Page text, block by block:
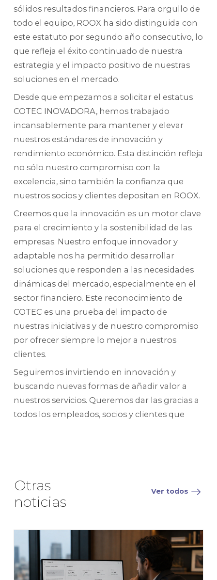
sólidos resultados financieros. Para orgullo de
todo el equipo, ROOX ha sido distinguida con
este estatuto por segundo año consecutivo, lo
que refleja el éxito continuado de nuestra
estrategia y el impacto positivo de nuestras
soluciones en el mercado.
Desde que empezamos a solicitar el estatus
COTEC INOVADORA, hemos trabajado
incansablemente para mantener y elevar
nuestros estándares de innovación y
rendimiento económico. Esta distinción refleja
no sólo nuestro compromiso con la
excelencia, sino también la confianza que
nuestros socios y clientes depositan en ROOX.
Creemos que la innovación es un motor clave
para el crecimiento y la sostenibilidad de las
empresas. Nuestro enfoque innovador y
adaptable nos ha permitido desarrollar
soluciones que responden a las necesidades
dinámicas del mercado, especialmente en el
sector financiero. Este reconocimiento de
COTEC es una prueba del impacto de
nuestras iniciativas y de nuestro compromiso
por ofrecer siempre lo mejor a nuestros
clientes.
Seguiremos invirtiendo en innovación y
buscando nuevas formas de añadir valor a
nuestros servicios. Queremos dar las gracias a
todos los empleados, socios y clientes que
Otras
noticias
Ver todos